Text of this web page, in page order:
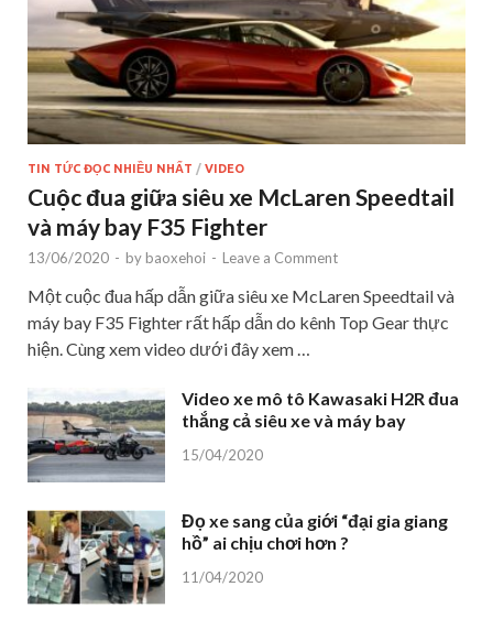
TIN TỨC ĐỌC NHIỀU NHẤT / VIDEO
Cuộc đua giữa siêu xe McLaren Speedtail
và máy bay F35 Fighter
13/06/2020 - by baoxehoi - Leave a Comment
Một cuộc đua hấp dẫn giữa siêu xe McLaren Speedtail và
máy bay F35 Fighter rất hấp dẫn do kênh Top Gear thực
hiện. Cùng xem video dưới đây xem …
Video xe mô tô Kawasaki H2R đua
thắng cả siêu xe và máy bay
15/04/2020
Đọ xe sang của giới “đại gia giang
hồ” ai chịu chơi hơn ?
11/04/2020